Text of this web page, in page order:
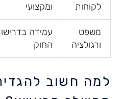
לקוחות
ומקצועי
משפט
ורגולציה
עמידה
החוק
למה חשוב